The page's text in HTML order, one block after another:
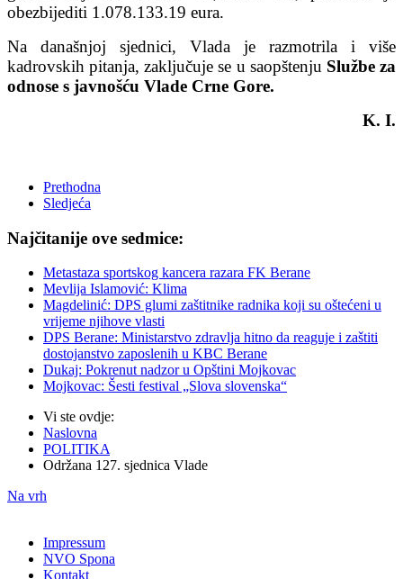
obezbijediti 1.078.133.19 eura.
Na današnjoj sjednici, Vlada je razmotrila i više
kadrovskih pitanja, zaključuje se u saopštenju Službe za
odnose s javnošću Vlade Crne Gore.
K. I.
Prethodna
Sledjeća
Najčitanije ove sedmice:
Metastaza sportskog kancera razara FK Berane
Mevlija Islamović: Klima
Magdelinić: DPS glumi zaštitnike radnika koji su oštećeni u
vrijeme njihove vlasti
DPS Berane: Ministarstvo zdravlja hitno da reaguje i zaštiti
dostojanstvo zaposlenih u KBC Berane
Dukaj: Pokrenut nadzor u Opštini Mojkovac
Mojkovac: Šesti festival „Slova slovenska“
Vi ste ovdje:
Naslovna
POLITIKA
Održana 127. sjednica Vlade
Na vrh
Impressum
NVO Spona
Kontakt